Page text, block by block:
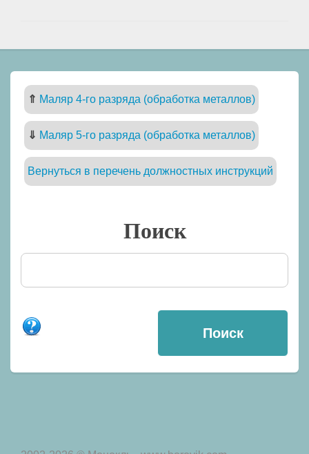
⇑ Маляр 4-го разряда (обработка металлов)
⇓ Маляр 5-го разряда (обработка металлов)
Вернуться в перечень должностных инструкций
Поиск